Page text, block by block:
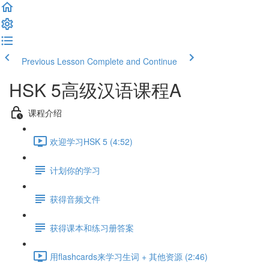
Previous Lesson Complete and Continue
HSK 5高级汉语课程A
课程介绍
欢迎学习HSK 5 (4:52)
计划你的学习
获得音频文件
获得课本和练习册答案
用flashcards来学习生词 + 其他资源 (2:46)